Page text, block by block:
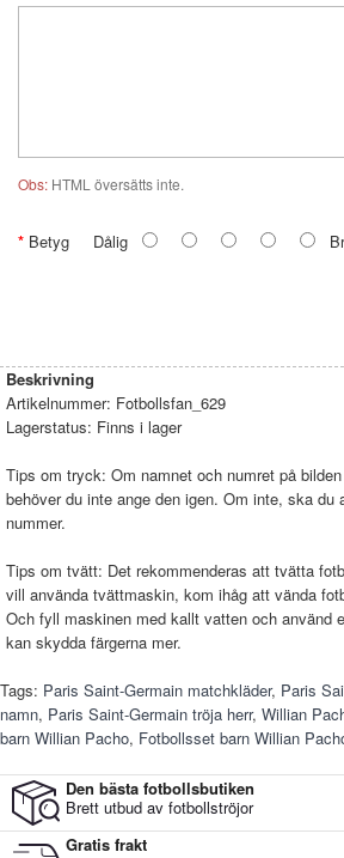
Obs: HTML översätts inte.
Betyg Dålig
Beskrivning
Artikelnummer: Fotbollsfan_629
Lagerstatus: Finns i lager
Tips om tryck: Om namnet och numret på
behöver du inte ange den igen. Om inte, ska du
nummer.
Tips om tvätt: Det rekommenderas att tvätta
vill använda tvättmaskin, kom ihåg att vända
Och fyll maskinen med kallt vatten och använd
kan skydda färgerna mer.
Tags: Paris Saint-Germain matchkläder, Paris
namn, Paris Saint-Germain tröja herr, Willian
barn Willian Pacho, Fotbollsset barn Willian
Den bästa fotbollsbutiken
Brett utbud av fotbollströjor
Gratis frakt